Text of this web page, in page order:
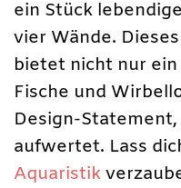
ein Stück
vier Wände.
bietet nicht nur
Fische und
Design-Statement,
aufwertet. Lass
Aquaristik